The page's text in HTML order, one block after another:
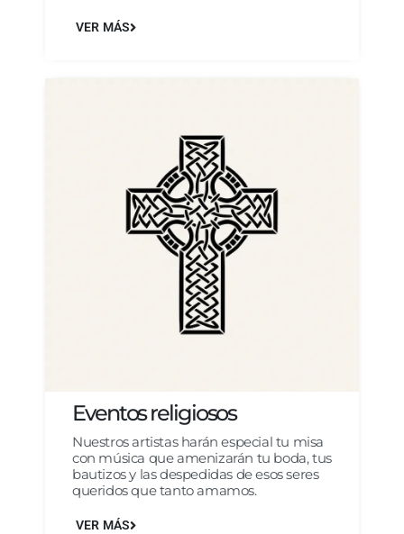
VER MÁS
Eventos religiosos
Nuestros artistas harán especial tu misa
con música que amenizarán tu boda, tus
bautizos y las despedidas de esos seres
queridos que tanto amamos.
VER MÁS